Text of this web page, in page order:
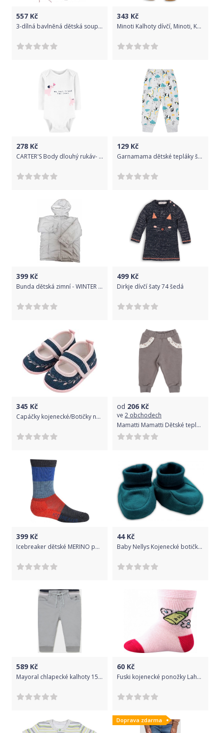
557 Kč
3-dílná bavlněná dětská souprava Koala Birdy tmavé růžová, Růžová, 56 (0-3m)
343 Kč
Minoti Kalhoty dívčí, Minoti, Kenya 6, hnědá - 92/98
278 Kč
CARTER'S Body dlouhý rukáv- Dog dívka NB
129 Kč
Garnamama dětské tepláky šedá 68
399 Kč
Bunda dětská zimní - WINTER TEAM světle šedá - vel.116
499 Kč
Dirkje dívčí šaty 74 šedá
345 Kč
Capáčky kojenecké/Botičky nechodící - JEANS s růžovou - 6-12měs.
od 206 Kč
ve 2 obchodech
Mamatti Mamatti Dětské tepláčky s kapsami Louka - šedé, vel. 92
399 Kč
Icebreaker dětské MERINO ponožky HIKE 24 - 26 vícebarevná
44Kč
Baby Nellys Kojenecké botičky, ponožtičky Little Robot, tmavě zelené
589 Kč
Mayoral chlapecké kalhoty 1587 - 043 Velikost: 6 / 68
60 Kč
Fuski kojenecké ponožky Lahev 18-20 120-140
Doprava zdarma